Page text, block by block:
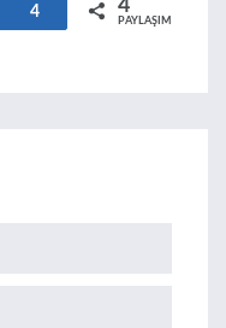
Paylaş
4 4
PAYLAŞIMLAR